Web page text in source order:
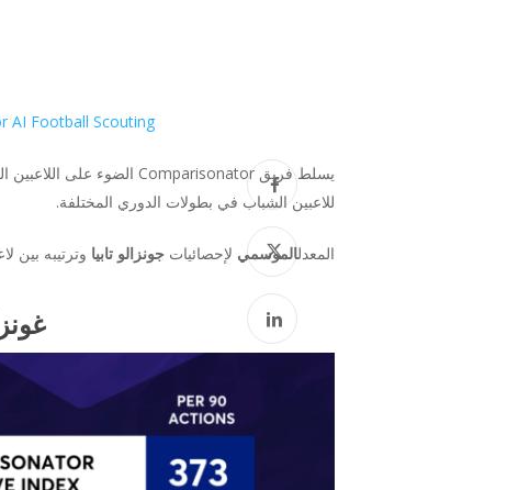
AI Football Scouting
يسلط فريق Comparisonator الضوء على اللاعبين المتألقين في جميع أنحاء العالم باستخدام
للاعبين الشباب في بطولات الدوري المختلفة.
المعدلالموسمي لإحصائيات جونزالو تابيا وترتيبه بين